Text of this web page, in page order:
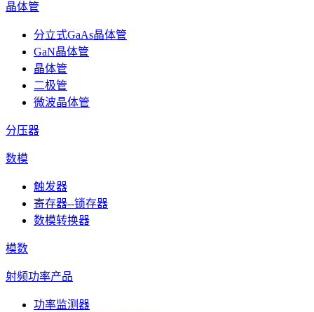
晶体管
分立式GaAs晶体管
GaN晶体管
晶体管
二极管
微波晶体管
分压器
数模
触发器
寄存器--锁存器
数模转换器
模数
射频功率产品
功率监测器